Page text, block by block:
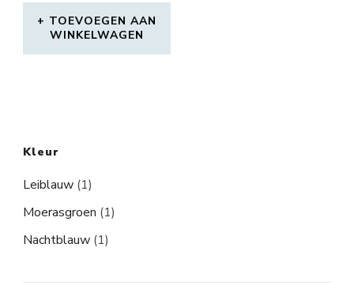
TOEVOEGEN AAN
WINKELWAGEN
Kleur
Leiblauw (1)
Moerasgroen (1)
Nachtblauw (1)